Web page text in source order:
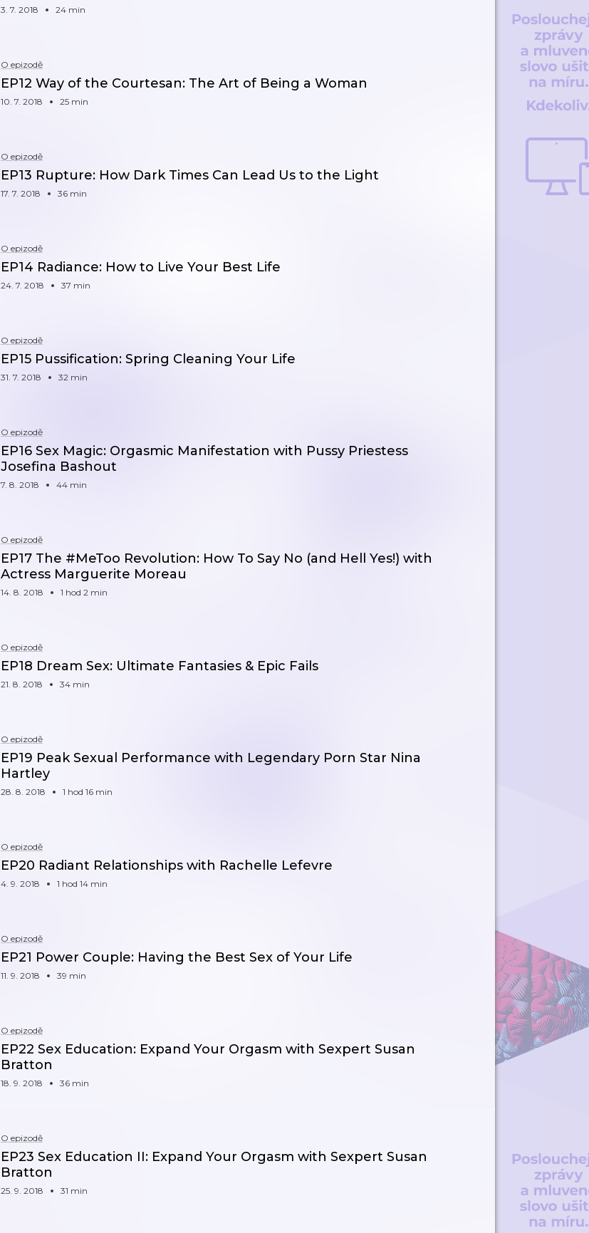
3. 7. 2018 24 min
O epizodě
EP12 Way of the Courtesan: The Art of Being a Woman
10. 7. 2018 25 min
O epizodě
EP13 Rupture: How Dark Times Can Lead Us to the Light
17. 7. 2018 36 min
O epizodě
EP14 Radiance: How to Live Your Best Life
24. 7. 2018 37 min
O epizodě
EP15 Pussification: Spring Cleaning Your Life
31. 7. 2018 32 min
O epizodě
EP16 Sex Magic: Orgasmic Manifestation with Pussy Priestess
Josefina Bashout
7. 8. 2018 44 min
O epizodě
EP17 The #MeToo Revolution: How To Say No (and Hell Yes!) with
Actress Marguerite Moreau
14. 8. 2018 1 hod 2 min
O epizodě
EP18 Dream Sex: Ultimate Fantasies & Epic Fails
21. 8. 2018 34 min
O epizodě
EP19 Peak Sexual Performance with Legendary Porn Star Nina
Hartley
28. 8. 2018 1 hod 16 min
O epizodě
EP20 Radiant Relationships with Rachelle Lefevre
4. 9. 2018 1 hod 14 min
O epizodě
EP21 Power Couple: Having the Best Sex of Your Life
11. 9. 2018 39 min
O epizodě
EP22 Sex Education: Expand Your Orgasm with Sexpert Susan
Bratton
18. 9. 2018 36 min
O epizodě
EP23 Sex Education II: Expand Your Orgasm with Sexpert Susan
Bratton
25. 9. 2018 31 min